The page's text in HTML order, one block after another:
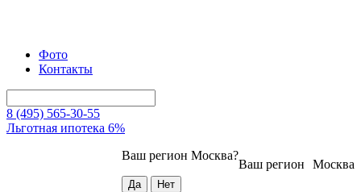
Фото
Контакты
8 (495) 565-30-55
Льготная ипотека 6%
Москва
Ваш регион
Ваш регион Москва?